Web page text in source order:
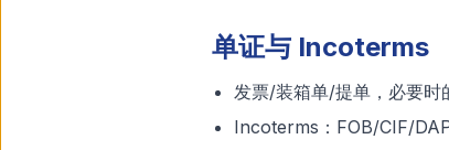
单证与 Incoterms
发票/装箱单/提单，必要时
Incoterms：FOB/CIF/